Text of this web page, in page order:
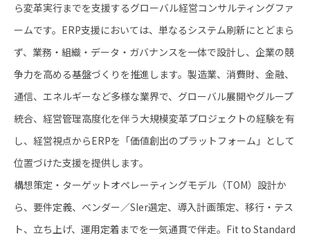
ら変革実行までを支援するグローバル経営コンサルティングファ
ームです。ERP支援においては、単なるシステム刷新にとどまら
ず、業務・組織・データ・ガバナンスを一体で設計し、企業の競
争力を高める基盤づくりを推進します。製造業、消費財、金融、
通信、エネルギーなど多様な業界で、グローバル展開やグループ
統合、経営管理高度化を伴う大規模変革プロジェクトの経験を有
し、経営視点からERPを「価値創出のプラットフォーム」として
位置づけた支援を提供します。
構想策定・ターゲットオペレーティングモデル（TOM）設計か
ら、要件定義、ベンダー／SIer選定、導入計画策定、移行・テス
ト、立ち上げ、運用定着までを一気通貫で伴走。Fit to Standard